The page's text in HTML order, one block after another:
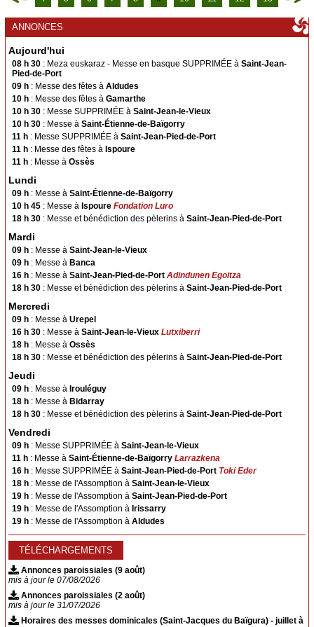
Spiritualité
Chorale
Catéchisme
Enseignement Catholique
Jeunesse
Pèlerinage
Toutes les églises
Saint-François-Xavier en Garazi
Arnéguy
Çaro
Esterençuby
Ispoure
Jaxu
Lasse
Uhart-Cize
Saint-Sauveur d'Iraty
Saint-Jean-le-Vieux
Ahaxe
Aincille
Ainhice-Mongelos
Alciette
Bascassan
Behorléguy
Bussunaritz-Sarrasquette
Bustince
Iriberry
Lecumberry
Saint-Jacques du Baïgura
Bidarray
Ossès
Saint-Martin-d’Arrossa
ANNONCES
Aujourd'hui
08 h 30: Meza euskaraz - Messe en basque SUPPRIMÉE à Saint-Jean-
Pied-de-Port
09 h: Messe des fêtes à Aldudes
10 h: Messe des fêtes à Gamarthe
10 h 30: Messe SUPPRIMÉE à Saint-Jean-le-Vieux
10 h 30: Messe à Saint-Étienne-de-Baïgorry
11 h: Messe SUPPRIMÉE à Saint-Jean-Pied-de-Port
11 h: Messe des fêtes à Ispoure
11 h: Messe à Ossès
Lundi
09 h: Messe à Saint-Étienne-de-Baïgorry
10 h 45: Messe à Ispoure Fondation Luro
18 h 30: Messe et bénédiction des pèlerins à Saint-Jean-Pied-de-Port
Mardi
09 h: Messe à Saint-Jean-le-Vieux
09 h: Messe à Banca
16 h: Messe à Saint-Jean-Pied-de-Port Adindunen Egoitza
18 h 30: Messe et bénédiction des pèlerins à Saint-Jean-Pied-de-Port
Mercredi
09 h: Messe à Urepel
16 h 30: Messe à Saint-Jean-le-Vieux Lutxiberri
18 h: Messe à Ossès
18 h 30: Messe et bénédiction des pèlerins à Saint-Jean-Pied-de-Port
Jeudi
09 h: Messe à Irouléguy
18 h: Messe à Bidarray
18 h 30: Messe et bénédiction des pèlerins à Saint-Jean-Pied-de-Port
Vendredi
09 h: Messe SUPPRIMÉE à Saint-Jean-le-Vieux
11 h: Messe à Saint-Étienne-de-Baïgorry Larrazkena
16 h: Messe SUPPRIMÉE à Saint-Jean-Pied-de-Port Toki Eder
18 h: Messe de l'Assomption à Saint-Jean-le-Vieux
19 h: Messe de l'Assomption à Saint-Jean-Pied-de-Port
19 h: Messe de l'Assomption à Irissarry
19 h: Messe de l'Assomption à Aldudes
TÉLÉCHARGEMENTS
Annonces paroissiales (9 août)
mis à jour le 07/08/2026
Annonces paroissiales (2 août)
mis à jour le 31/07/2026
Horaires des messes dominicales (Saint-Jacques du Baïgura) - juillet à